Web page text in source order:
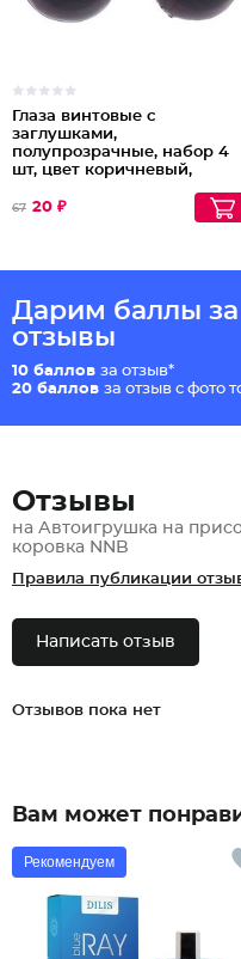
Глаза винтовые с
заглушками,
полупрозрачные, набор 4
шт, цвет коричневый,
67 20 ₽
Дарим баллы за
отзывы
10 баллов за отзыв*
20 баллов за отзыв с фото
Отзывы
на Автоигрушка на
коровка NNB
Правила публикации
Написать отзыв
Отзывов пока нет
Вам может
Рекомендуем